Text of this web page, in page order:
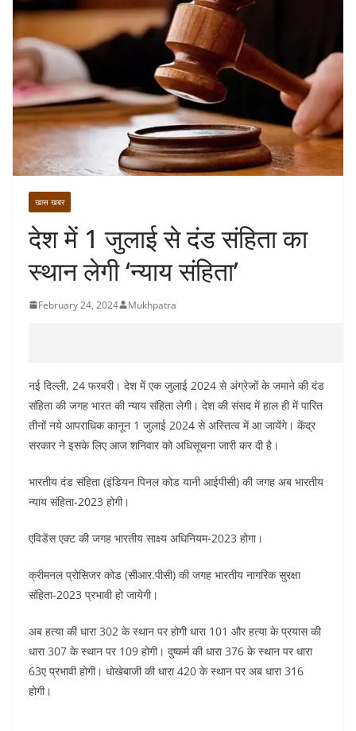
खास खबर
देश में 1 जुलाई से दंड संहिता का
स्थान लेगी ‘न्याय संहिता’
February 24, 2024 Mukhpatra
नई दिल्ली, 24 फरवरी। देश में एक जुलाई 2024 से अंग्रेजों के जमाने की दंड
संहिता की जगह भारत की न्याय संहिता लेगी। देश की संसद में हाल ही में पारित
तीनों नये आपराधिक कानून 1 जुलाई 2024 से अस्तित्व में आ जायेंगे। केंद्र
सरकार ने इसके लिए आज शनिवार को अधिसूचना जारी कर दी है।
भारतीय दंड संहिता (इंडियन पिनल कोड यानी आईपीसी) की जगह अब भारतीय
न्याय संहिता-2023 होगी।
एविडेंस एक्ट की जगह भारतीय साक्ष्य अधिनियम-2023 होगा।
क्रीमनल प्रोसिजर कोड (सीआर.पीसी) की जगह भारतीय नागरिक सुरक्षा
संहिता-2023 प्रभावी हो जायेगी।
अब हत्या की धारा 302 के स्थान पर होगी धारा 101 और हत्या के प्रयास की
धारा 307 के स्थान पर 109 होगी। दुष्कर्म की धारा 376 के स्थान पर धारा
63ए प्रभावी होगी। धोखेबाजी की धारा 420 के स्थान पर अब धारा 316
होगी।